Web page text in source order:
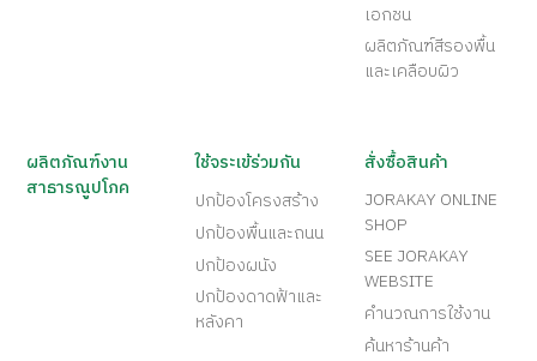
เอกชน
ผลิตภัณฑ์สีรองพื้น
และเคลือบผิว
ผลิตภัณฑ์งาน
สาธารณูปโภค
ใช้จระเข้ร่วมกัน
ปกป้องโครงสร้าง
ปกป้องพื้นและถนน
ปกป้องผนัง
ปกป้องดาดฟ้าและ
หลังคา
สั่งซื้อสินค้า
JORAKAY ONLINE
SHOP
SEE JORAKAY
WEBSITE
คำนวณการใช้งาน
ค้นหาร้านค้า